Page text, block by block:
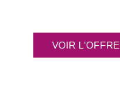
VOIR L'OFFRE